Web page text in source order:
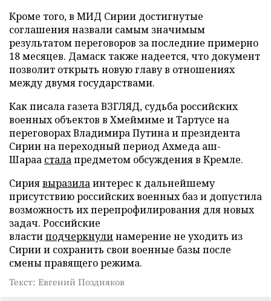
Кроме того, в МИД Сирии достигнутые
соглашения назвали самым значимым
результатом переговоров за последние примерно
18 месяцев. Дамаск также надеется, что документ
позволит открыть новую главу в отношениях
между двумя государствами.
Как писала газета ВЗГЛЯД, судьба российских
военных объектов в Хмеймиме и Тартусе на
переговорах Владимира Путина и президента
Сирии на переходный период Ахмеда аш-
Шараа сталапредметом обсуждения в Кремле.
Сириявыразилаинтерес к дальнейшему
присутствию российских военных баз и допустила
возможность их перепрофилирования для новых
задач. Российские
властиподчеркнулинамерение не уходить из
Сирии и сохранить свои военные базы после
смены правящего режима.
Текст: Евгений Поздняков